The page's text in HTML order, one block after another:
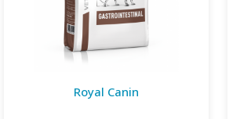
Royal Canin